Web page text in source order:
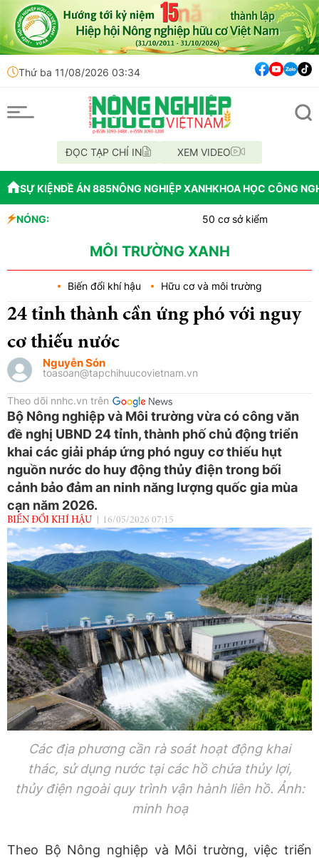
Thứ ba 11/08/2026 03:34
ĐỌC TẠP CHÍ IN XEM VIDEO
SỰ KIỆNĐỀ ÁN 885NÔNG NGHIỆP XANHKHOA HỌC CÔNG
NÓNG:
50 cơ sở kiểm nghiệm Cadimi,
Hà Nội siết chặt an toàn thực
MÔI TRƯỜNG XANH
Biến đổi khí hậu Hữu cơ và môi trường
24 tỉnh thành cần ứng phó với nguy
cơ thiếu nước
Nguyễn Són
toasoan@tapchihuucovietnam.vn
Theo dõi nnhc.vn trên
Bộ Nông nghiệp và Môi trường vừa có công văn
đề nghị UBND 24 tỉnh, thành phố chủ động triển
khai các giải pháp ứng phó nguy cơ thiếu hụt
nguồn nước do huy động thủy điện trong bối
cảnh bảo đảm an ninh năng lượng quốc gia mùa
cạn năm 2026.
BIẾN ĐỔI KHÍ HẬU 16/05/2026 07:15
Các địa phương cần rà soát hoạt động khai
thác, sử dụng nước tại các hồ chứa thủy lợi,
thủy điện ngoài quy trình vận hành liên hồ. Ảnh:
minh hoạ
Theo Bộ Nông nghiệp và Môi trường, việc triển